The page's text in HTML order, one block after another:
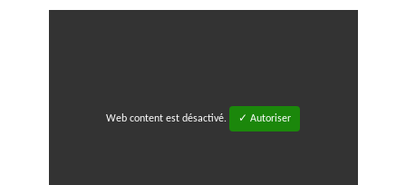
Web content est désactivé. ✓ Autoriser